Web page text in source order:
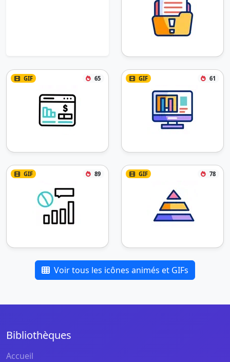
GIF 65 GIF 61
GIF 89 GIF 78
Voir tous les icônes animés et GIFs
Bibliothèques
Accueil